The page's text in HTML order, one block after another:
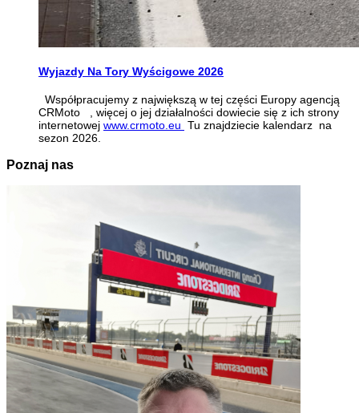
Wyjazdy Na Tory Wyścigowe 2026
Współpracujemy z największą w tej części Europy agencją
CRMoto , więcej o jej działalności dowiecie się z ich strony
internetowej www.crmoto.eu Tu znajdziecie kalendarz na
sezon 2026.
Poznaj nas